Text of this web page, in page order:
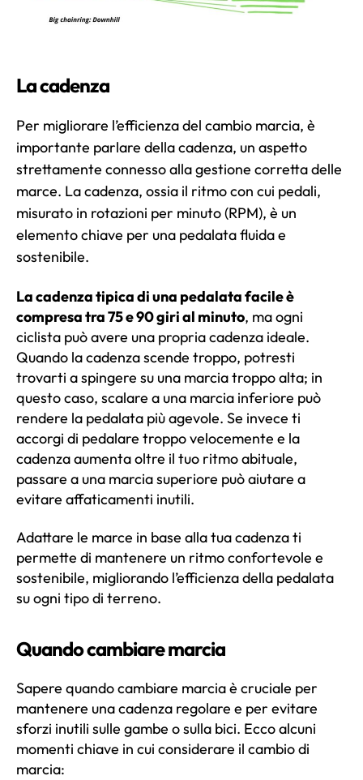
La cadenza
Per migliorare l’efficienza del cambio marcia, è
importante parlare della cadenza, un aspetto
strettamente connesso alla gestione corretta delle
marce. La cadenza, ossia il ritmo con cui pedali,
misurato in rotazioni per minuto (RPM), è un
elemento chiave per una pedalata fluida e
sostenibile.
La cadenza tipica di una pedalata facile è
compresa tra 75 e 90 giri al minuto, ma ogni
ciclista può avere una propria cadenza ideale.
Quando la cadenza scende troppo, potresti
trovarti a spingere su una marcia troppo alta; in
questo caso, scalare a una marcia inferiore può
rendere la pedalata più agevole. Se invece ti
accorgi di pedalare troppo velocemente e la
cadenza aumenta oltre il tuo ritmo abituale,
passare a una marcia superiore può aiutare a
evitare affaticamenti inutili.
Adattare le marce in base alla tua cadenza ti
permette di mantenere un ritmo confortevole e
sostenibile, migliorando l’efficienza della pedalata
su ogni tipo di terreno.
Quando cambiare marcia
Sapere quando cambiare marcia è cruciale per
mantenere una cadenza regolare e per evitare
sforzi inutili sulle gambe o sulla bici. Ecco alcuni
momenti chiave in cui considerare il cambio di
marcia: